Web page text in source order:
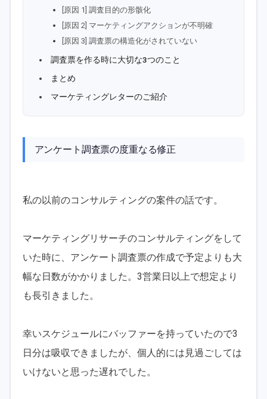
[原因 1] 調査目的の形骸化
[原因 2] マーケティングアクションが不明確
[原因 3] 調査票の構造化がされていない
調査票を作る時に大切な3つのこと
まとめ
マーケティングレターのご紹介
アンケート調査票の度重なる修正
私の以前のコンサルティングの案件の話です。
マーケティングリサーチのコンサルティングをして
いた時に、アンケート調査票の作成で予定よりも大
幅な日数がかかりました。3営業日以上で想定より
も長引きました。
幸いスケジュールにバッファーを持っていたので3
日分は吸収できましたが、個人的には見過ごしては
いけないと思った遅れでした。